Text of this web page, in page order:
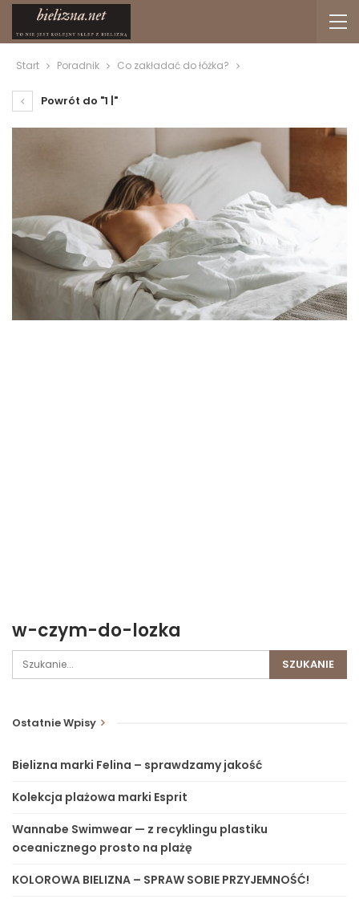
Start Poradnik Co zakładać do łóżka?
Powrót do "1 |"
w-czym-do-lozka
Ostatnie Wpisy
Bielizna marki Felina – sprawdzamy jakość
Kolekcja plażowa marki Esprit
Wannabe Swimwear — z recyklingu plastiku
oceanicznego prosto na plażę
KOLOROWA BIELIZNA – SPRAW SOBIE PRZYJEMNOŚĆ!